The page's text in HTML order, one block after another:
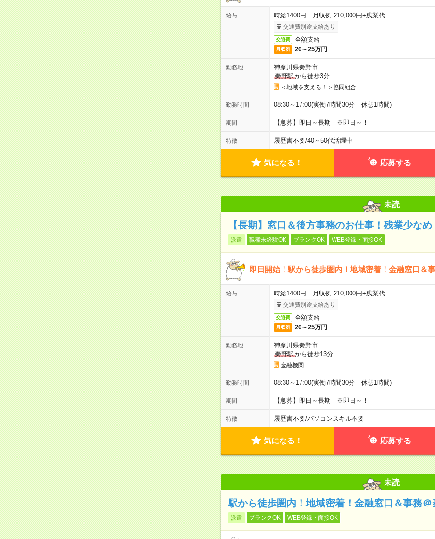
給与 時給1400円 月収例 210,000円+残業代
交通費別途支給あり
交通費 全額支給
月収例 20～25万円
勤務地
神奈川県秦野市
秦野駅から徒歩3分
＜地域を支える！＞協同組合
勤務時間 08:30～17:00(実働7時間30分 休憩1時間)
期間 【急募】即日～長期 ※即日～！
特徴 履歴書不要/40～50代活躍中
気になる！ 応募する
未読
【長期】窓口＆後方事務のお仕事！残業少な
派遣 職種未経験OK ブランクOK WEB登録・面接OK
即日開始！駅から徒歩圏内！地域密着！金融窓口＆
給与 時給1400円 月収例 210,000円+残業代
交通費別途支給あり
交通費 全額支給
月収例 20～25万円
勤務地
神奈川県秦野市
秦野駅から徒歩13分
金融機関
勤務時間 08:30～17:00(実働7時間30分 休憩1時間)
期間 【急募】即日～長期 ※即日～！
特徴 履歴書不要/パソコンスキル不要
気になる！ 応募する
未読
駅から徒歩圏内！地域密着！金融窓口＆事務＠
派遣 ブランクOK WEB登録・面接OK